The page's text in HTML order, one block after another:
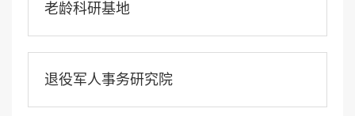
老龄科研基地
退役军人事务研究院